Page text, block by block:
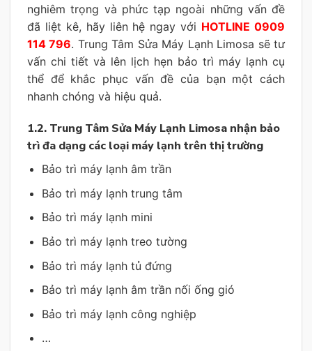
nghiêm trọng và phức tạp ngoài những vấn đề
đã liệt kê, hãy liên hệ ngay với HOTLINE 0909
114 796. Trung Tâm Sửa Máy Lạnh Limosa sẽ tư
vấn chi tiết và lên lịch hẹn bảo trì máy lạnh cụ
thể để khắc phục vấn đề của bạn một cách
nhanh chóng và hiệu quả.
1.2. Trung Tâm Sửa Máy Lạnh Limosa nhận bảo
trì đa dạng các loại máy lạnh trên thị trường
Bảo trì máy lạnh âm trần
Bảo trì máy lạnh trung tâm
Bảo trì máy lạnh mini
Bảo trì máy lạnh treo tường
Bảo trì máy lạnh tủ đứng
Bảo trì máy lạnh âm trần nối ống gió
Bảo trì máy lạnh công nghiệp
…